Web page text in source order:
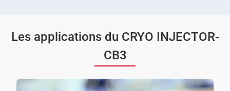
Les applications du CRYO INJECTOR-
CB3